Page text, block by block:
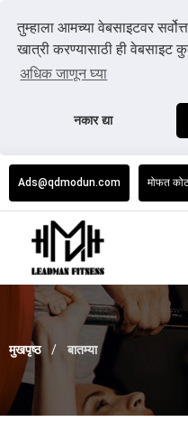
तुम्हाला आमच्या वेबसाइटवर
खात्री करण्यासाठी ही वेबसाइट
अधिक जाणून घ्या
नकार द्या
Ads@qdmodun.com मोफत
मुखपृष्ठ बातम्या